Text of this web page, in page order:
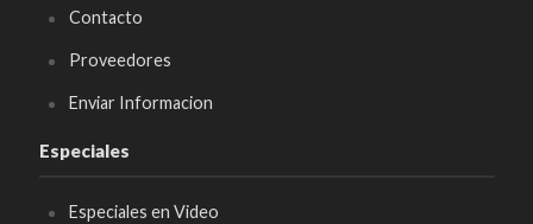
Contacto
Proveedores
Enviar Informacion
Especiales
Especiales en Video